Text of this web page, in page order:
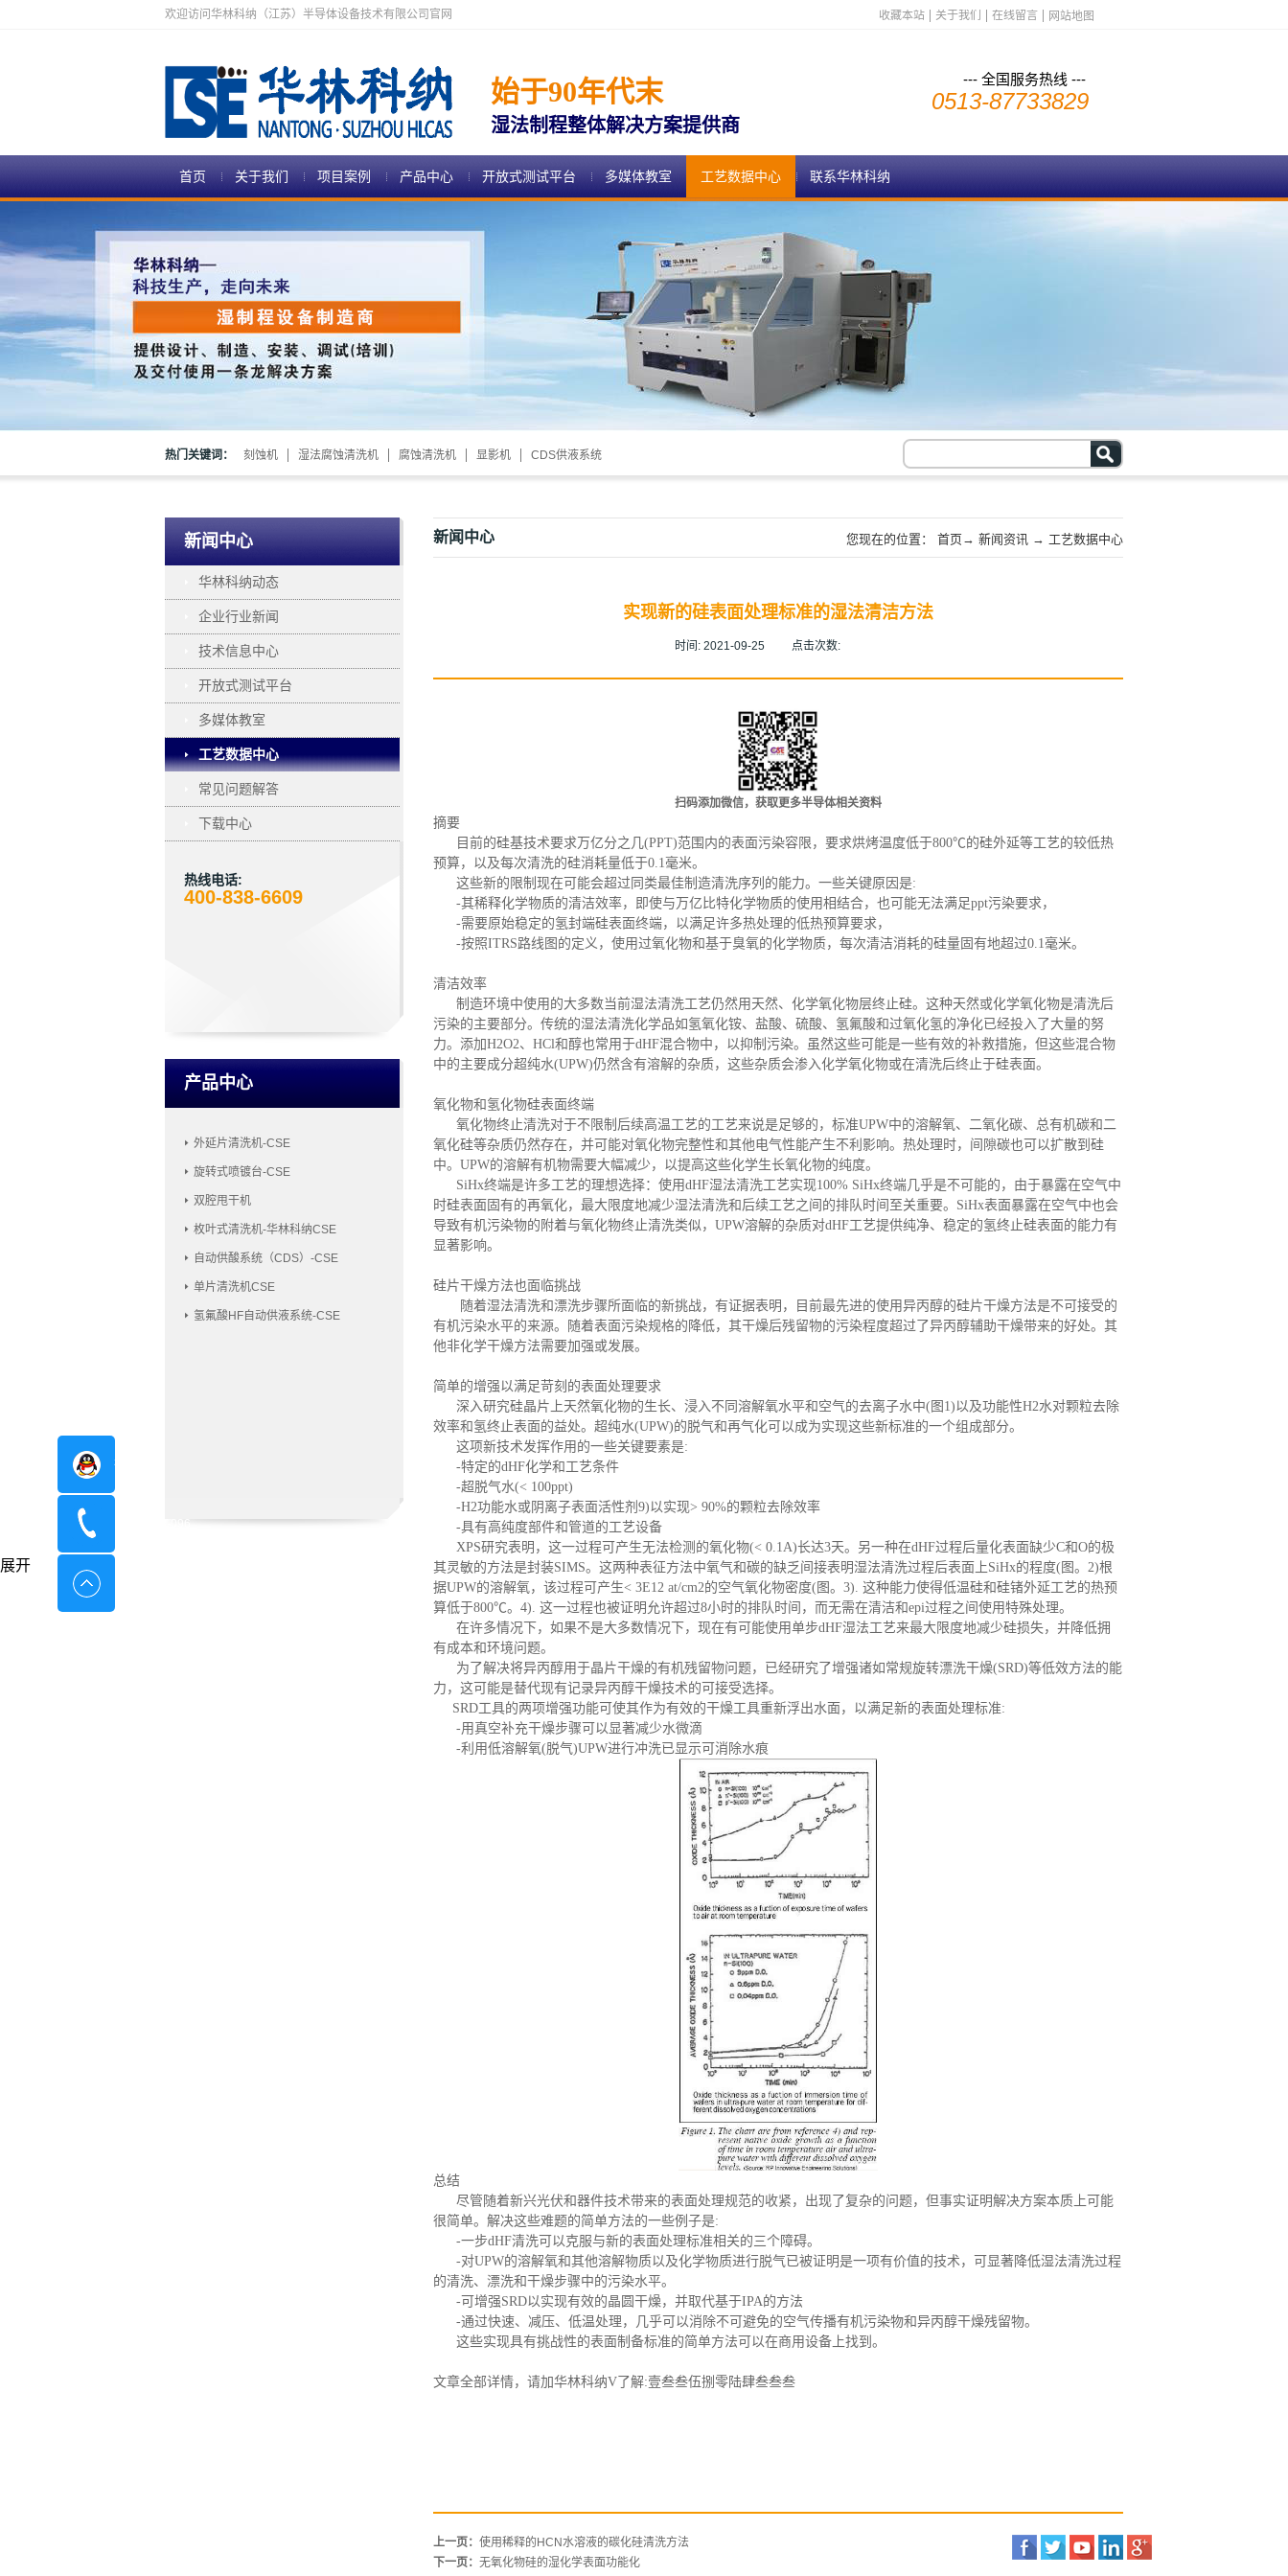
欢迎访问华林科纳（江苏）半导体设备技术有限公司官网 收藏本站 关于我们 在线留言 网站地图
始于90年代末
湿法制程整体解决方案提供商
--- 全国服务热线 ---
0513-87733829
首页 关于我们 项目案例 产品中心 开放式测试平台 多媒体教室 工艺数据中心 联系华林科纳
热门关键词： 刻蚀机 湿法腐蚀清洗机 腐蚀清洗机 显影机 CDS供液系统
新闻中心
华林科纳动态
企业行业新闻
技术信息中心
开放式测试平台
多媒体教室
工艺数据中心
常见问题解答
下载中心
热线电话:
400-838-6609
产品中心
外延片清洗机-CSE
旋转式喷镀台-CSE
双腔甩干机
枚叶式清洗机-华林科纳CSE
自动供酸系统（CDS）-CSE
单片清洗机CSE
氢氟酸HF自动供液系统-CSE
新闻中心 您现在的位置： 首页→ 新闻资讯 → 工艺数据中心
实现新的硅表面处理标准的湿法清洁方法
时间: 2021-09-25 点击次数:
扫码添加微信，获取更多半导体相关资料
摘要
目前的硅基技术要求万亿分之几(PPT)范围内的表面污染容限，要求烘烤温度低于800℃的硅外延等工艺的较低热
预算，以及每次清洗的硅消耗量低于0.1毫米。
这些新的限制现在可能会超过同类最佳制造清洗序列的能力。一些关键原因是:
-其稀释化学物质的清洁效率，即使与万亿比特化学物质的使用相结合，也可能无法满足ppt污染要求，
-需要原始稳定的氢封端硅表面终端，以满足许多热处理的低热预算要求 ，
-按照ITRS路线图的定义，使用过氧化物和基于臭氧的化学物质，每次清洁消耗的硅量固有地超过0.1毫米。
清洁效率
制造环境中使用的大多数当前湿法清洗工艺仍然用天然、 化学氧化物层终止硅。这种天然或化学氧化物是清洗后
污染的主要部分。传统的湿法清洗化学品如氢氧化铵、盐酸、硫酸、氢氟酸和过氧化氢的净化已经投入了大量的努
力。添加H2O2、HCl和醇也常用于dHF混合物中，以抑制污染。虽然这些可能是一些有效的补救措施，但这些混合物
中的主要成分超纯水(UPW)仍然含有溶解的杂质，这些杂质会渗入化学氧化物或在清洗后终止于硅表面。
氧化物和氢化物硅表面终端
氧化物终止清洗对于不限制后续高温工艺的工艺来说是足够的，标准UPW中的溶解氧、二氧化碳、总有机碳和二
氧化硅等杂质仍然存在，并可能对氧化物完整性和其他电气性能产生不利影响。热处理时，间隙碳也可以扩散到硅
中。UPW的溶解有机物需要大幅减少，以提高这些化学生长氧化物的纯度。
SiHx终端是许多工艺的理想选择： 使用dHF湿法清洗工艺实现100% SiHx终端几乎是不可能的 ， 由于暴露在空气中
时硅表面固有的再氧化，最大限度地减少湿法清洗和后续工艺之间的排队时间至关重要。 SiHx表面暴露在空气中也会
导致有机污染物的附着与氧化物终止清洗类似，UPW溶解的杂质对dHF工艺提供纯净、稳定的氢终止硅表面的能力有
显著影响。
硅片干燥方法也面临挑战
随着湿法清洗和漂洗步骤所面临的新挑战，有证据表明，目前最先进的使用异丙醇的硅片干燥方法是不可接受的
有机污染水平的来源。随着表面污染规格的降低，其干燥后残留物的污染程度超过了异丙醇辅助干燥带来的好处。其
他非化学干燥方法需要加强或发展。
简单的增强以满足苛刻的表面处理要求
深入研究硅晶片上天然氧化物的生长、浸入不同溶解氧水平和空气的去离子水中(图1)以及功能性H2水对颗粒去除
效率和氢终止表面的益处。超纯水(UPW)的脱气和再气化可以成为实现这些新标准的一个组成部分。
这项新技术发挥作用的一些关键要素是:
-特定的dHF化学和工艺条件
-超脱气水(< 100ppt)
-H2功能水或阴离子表面活性剂9)以实现> 90%的颗粒去除效率
-具有高纯度部件和管道的工艺设备
XPS研究表明，这一过程可产生无法检测的氧化物(< 0.1A)长达3天。另一种在dHF过程后量化表面缺少C和O的极
其灵敏的方法是封装SIMS。这两种表征方法中氧气和碳的缺乏间接表明湿法清洗过程后表面上SiHx的程度(图。2)根
据UPW的溶解氧，该过程可产生< 3E12 at/cm2的空气氧化物密度(图。3). 这种能力使得低温硅和硅锗外延工艺的热预
算低于800℃。4). 这一过程也被证明允许超过8小时的排队时间，而无需在清洁和epi过程之间使用特殊处理。
在许多情况下，如果不是大多数情况下，现在有可能使用单步dHF湿法工艺来最大限度地减少硅损失，并降低拥
有成本和环境问题。
为了解决将异丙醇用于晶片干燥的有机残留物问题，已经研究了增强诸如常规旋转漂洗干燥(SRD)等低效方法的能
力，这可能是替代现有记录异丙醇干燥技术的可接受选择。
SRD工具的两项增强功能可使其作为有效的干燥工具重新浮出水面，以满足新的表面处理标准:
-用真空补充干燥步骤可以显著减少水微滴
-利用低溶解氧(脱气)UPW进行冲洗已显示可消除水痕
总结
尽管随着新兴光伏和器件技术带来的表面处理规范的收紧，出现了复杂的问题，但事实证明解决方案本质上可能
很简单。解决这些难题的简单方法的一些例子是:
-一步dHF清洗可以克服与新的表面处理标准相关的三个障碍。
-对UPW的溶解氧和其他溶解物质以及化学物质进行脱气已被证明是一项有价值的技术，可显著降低湿法清洗过程
的清洗、漂洗和干燥步骤中的污染水平。
-可增强SRD以实现有效的晶圆干燥，并取代基于IPA的方法
-通过快速、减压、低温处理，几乎可以消除不可避免的空气传播有机污染物和异丙醇干燥残留物。
这些实现具有挑战性的表面制备标准的简单方法可以在商用设备上找到。
文章全部详情，请加华林科纳V了解:壹叁叁伍捌零陆肆叁叁叁
上一页： 使用稀释的HCN水溶液的碳化硅清洗方法
下一页： 无氧化物硅的湿化学表面功能化
在线咨询
展开